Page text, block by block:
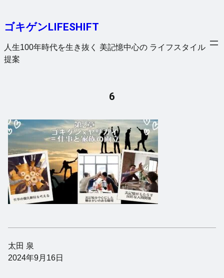
を
ス
キ
ゴキゲンLIFESHIFT
人生100年時代を生き抜く 美記憶中心の ライフスタイル
提案
6
太田 泉
2024年9月16日